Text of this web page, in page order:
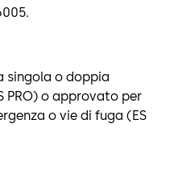
singola o doppia
PRO) o approvato per
o vie di fuga (ES